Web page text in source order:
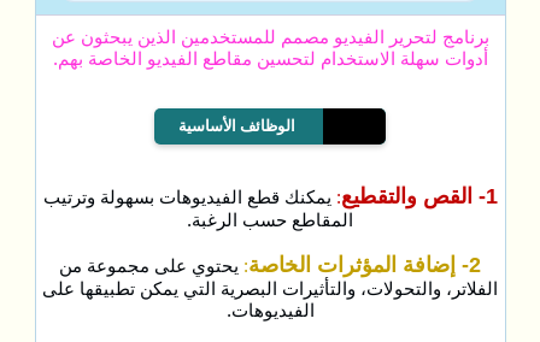
برنامج لتحرير الفيديو مصمم للمستخدمين الذين يبحثون عن
أدوات سهلة الاستخدام لتحسين مقاطع الفيديو الخاصة بهم.
الوظائف الأساسية
1- القص والتقطيع : يمكنك قطع الفيديوهات بسهولة وترتيب
المقاطع حسب الرغبة.
2- إضافة المؤثرات الخاصة : يحتوي على مجموعة من
الفلاتر، والتحولات، والتأثيرات البصرية التي يمكن تطبيقها على
الفيديوهات.